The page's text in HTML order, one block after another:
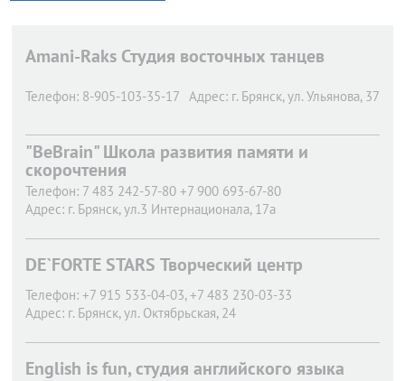
Amani-Raks Студия восточных танцев
Телефон: 8-905-103-35-17 Адрес: г. Брянск, ул. Ульянова, 37
"BeBrain" Школа развития памяти и
скорочтения
Телефон: 7 483 242-57-80 +7 900 693-67-80
Адрес: г. Брянск, ул.3 Интернационала, 17а
DE`FORTE STARS Творческий центр
Телефон: +7 915 533-04-03, +7 483 230-03-33
Адрес: г. Брянск, ул. Октябрьская, 24
English is fun, студия английского языка